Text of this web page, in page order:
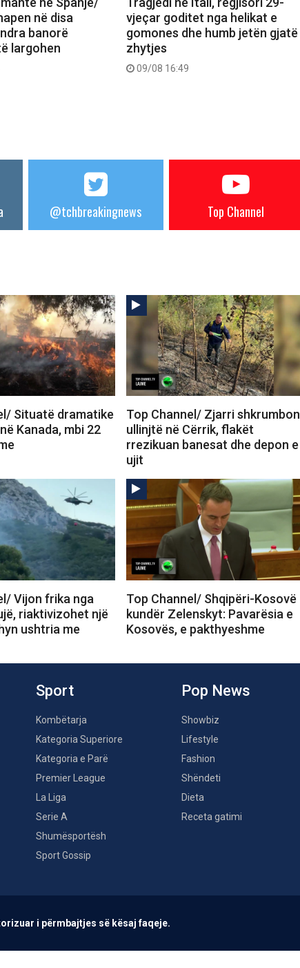
në disa
banorë
largohen
vjeçar goditet nga helikat e
gomones dhe humb jetën gjatë
zhytjes
09/08 16:49
@tchbreakingnews Top Channel
Situatë dramatike
Kanada, mbi 22
Top Channel/ Zjarri shkrumbon
ullinjtë në Cërrik, flakët
rrezikuan banesat dhe depon e
ujit
Vijon frika nga
riaktivizohet një
ushtria me
Top Channel/ Shqipëri-Kosovë
kundër Zelenskyt: Pavarësia e
Kosovës, e pakthyeshme
Sport
Kombëtarja
Kategoria Superiore
Kategoria e Parë
Premier League
La Liga
Serie A
Shumësportësh
Sport Gossip
Pop News
Showbiz
Lifestyle
Fashion
Shëndeti
Dieta
Receta gatimi
i përmbajtjes së kësaj faqeje.